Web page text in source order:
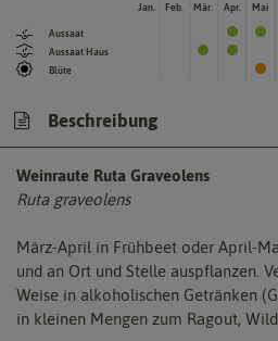
Aussaat
Aussaat Haus
Blüte
Jan. Feb. Mär. Apr. Mai
Beschreibung
Weinraute Ruta Graveolens
Ruta graveolens
März-April in Frühbeet oder April-
und an Ort und Stelle auspflanzen.
Weise in alkoholischen Getränken
in kleinen Mengen zum Ragout,